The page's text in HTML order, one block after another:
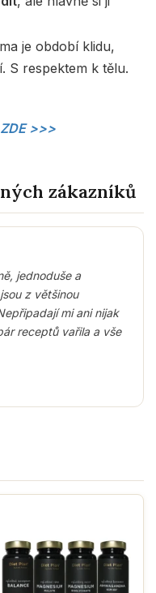
je období klidu,
S respektem k tělu.
>>>
zákazníků
jednoduše a
z většinou
mi ani nijak
receptů vařila a vše